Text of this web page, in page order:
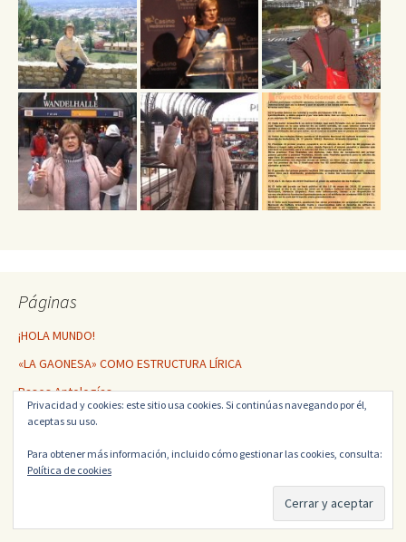
Páginas
¡HOLA MUNDO!
«LA GAONESA» COMO ESTRUCTURA LÍRICA
Bases Antologías
Bienvenido
Colaborador: Alondra Gutiérrez Vargas
Crónica actos poéticos destacados
CRÓNICA «I CONCIERTO MUNDIAL DE VERSOS DEL MOVIMIENTO
Privacidad y cookies: este sitio usa cookies. Si continúas navegando por él,
aceptas su uso.
Para obtener más información, incluido cómo gestionar las cookies, consulta:
Política de cookies